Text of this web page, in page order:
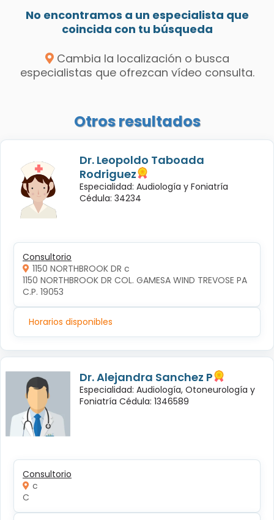
No encontramos a un especialista que
coincida con tu búsqueda
Cambia la localización o busca
especialistas que ofrezcan vídeo consulta.
Otros resultados
Dr. Leopoldo Taboada
Rodriguez
Especialidad: Audiología y Foniatría
Cédula: 34234
Consultorio
1150 NORTHBROOK DR c
1150 NORTHBROOK DR COL. GAMESA WIND TREVOSE PA
C.P. 19053
Horarios disponibles
Dr. Alejandra Sanchez P
Especialidad: Audiología, Otoneurología y
Foniatría Cédula: 1346589
Consultorio
c
C